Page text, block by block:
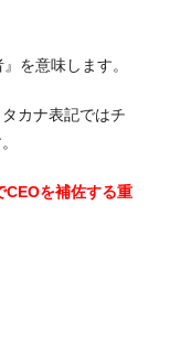
を意味します。
カナ表記ではチ
CEOを補佐する重